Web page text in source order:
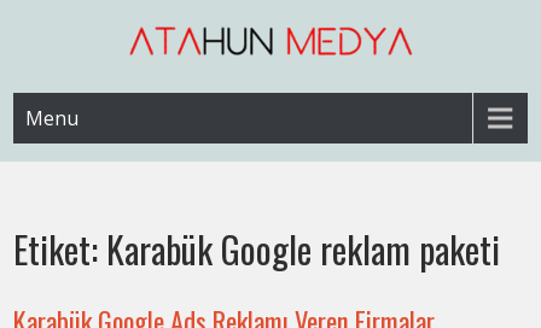
Web Sitesi Açma, İnternet Sitesi
Fiyatları
Menu
Etiket: Karabük Google reklam paketi